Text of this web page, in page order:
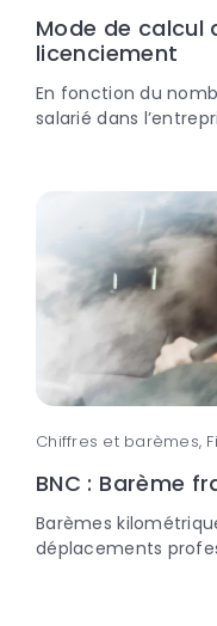
Mode de calcul
licenciement
En fonction du
salarié dans
Chiffres et barèmes,
BNC : Barème
Barèmes
déplacements